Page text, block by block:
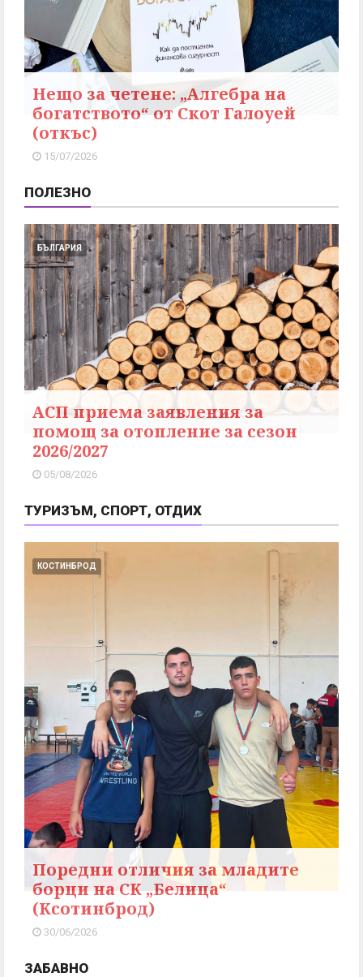
Нещо за четене: „Алгебра на
богатството“ от Скот Галоуей
(откъс)
15/07/2026
ПОЛЕЗНО
БЪЛГАРИЯ
АСП приема заявления за
помощ за отопление за сезон
2026/2027
05/08/2026
ТУРИЗЪМ, СПОРТ, ОТДИХ
КОСТИНБРОД
Поредни отличия за младите
борци на СК „Белица“
(Ксотинброд)
30/06/2026
ЗАБАВНО